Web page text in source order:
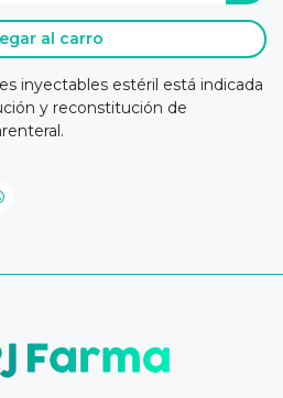
al carro
inyectables estéril está indicada
y reconstitución de